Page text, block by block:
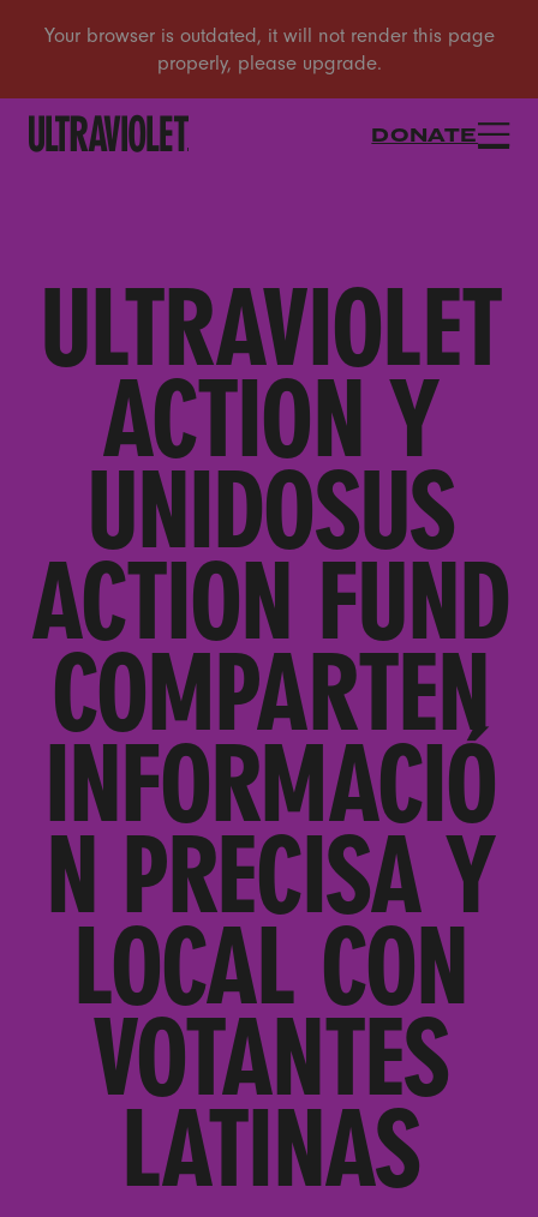
DONATE
ULTRAVIOLET
ACTION Y
UNIDOSUS
ACTION FUND
COMPARTEN
INFORMACIÓ
N PRECISA Y
LOCAL CON
VOTANTES
LATINAS